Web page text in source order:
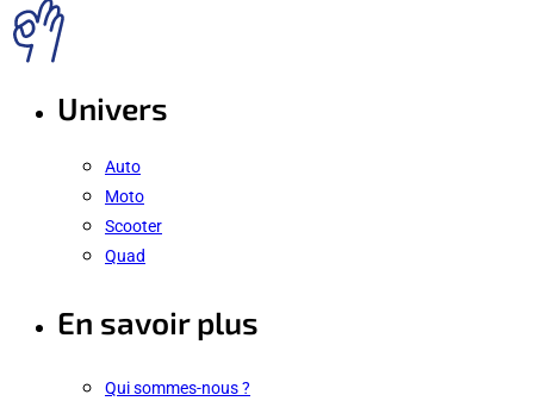
Univers
Auto
Moto
Scooter
Quad
En savoir plus
Qui sommes-nous ?